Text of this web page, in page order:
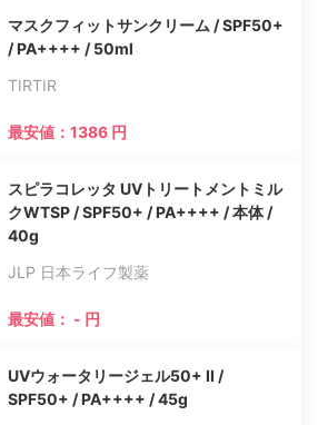
マスクフィットサンクリーム / SPF50+
/ PA++++ / 50ml
TIRTIR
最安値：1386 円
スピラコレッタ UVトリートメントミル
クWTSP / SPF50+ / PA++++ / 本体 /
40g
JLP 日本ライフ製薬
最安値： - 円
UVウォータリージェル50+ II /
SPF50+ / PA++++ / 45g